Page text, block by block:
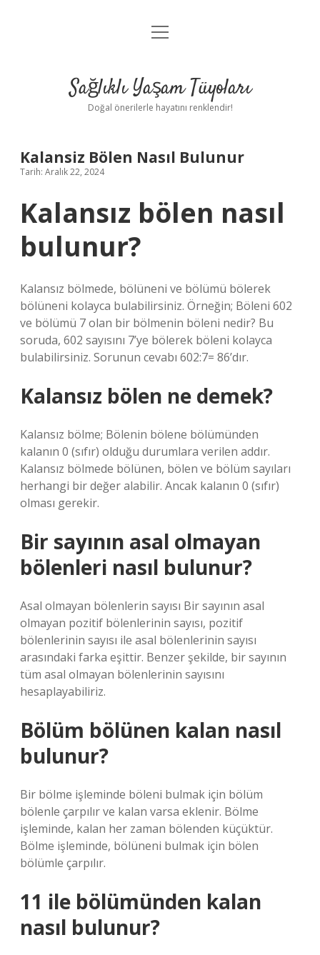
Anasayfa
Yasal Uyarı
menüyü
Sağlıklı Yaşam Tüyoları
Doğal önerilerle hayatını renklendir!
Kalansiz Bölen Nasıl Bulunur
Tarih: Aralık 22, 2024
Kalansız bölen nasıl
bulunur?
Kalansız bölmede, bölüneni ve bölümü bölerek
bölüneni kolayca bulabilirsiniz. Örneğin; Böleni 602
ve bölümü 7 olan bir bölmenin böleni nedir? Bu
soruda, 602 sayısını 7’ye bölerek böleni kolayca
bulabilirsiniz. Sorunun cevabı 602:7= 86’dır.
Kalansız bölen ne demek?
Kalansız bölme; Bölenin bölene bölümünden
kalanın 0 (sıfır) olduğu durumlara verilen addır.
Kalansız bölmede bölünen, bölen ve bölüm sayıları
herhangi bir değer alabilir. Ancak kalanın 0 (sıfır)
olması gerekir.
Bir sayının asal olmayan
bölenleri nasıl bulunur?
Asal olmayan bölenlerin sayısı Bir sayının asal
olmayan pozitif bölenlerinin sayısı, pozitif
bölenlerinin sayısı ile asal bölenlerinin sayısı
arasındaki farka eşittir. Benzer şekilde, bir sayının
tüm asal olmayan bölenlerinin sayısını
hesaplayabiliriz.
Bölüm bölünen kalan nasıl
bulunur?
Bir bölme işleminde böleni bulmak için bölüm
bölenle çarpılır ve kalan varsa eklenir. Bölme
işleminde, kalan her zaman bölenden küçüktür.
Bölme işleminde, bölüneni bulmak için bölen
bölümle çarpılır.
11 ile bölümünden kalan
nasıl bulunur?